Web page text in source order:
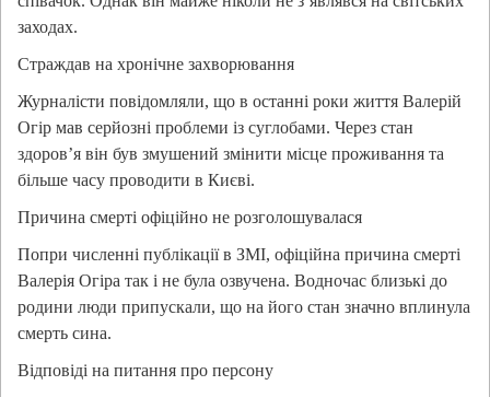
заходах.
Страждав на хронічне захворювання
Журналісти повідомляли, що в останні роки життя Валерій
Огір мав серйозні проблеми із суглобами. Через стан
здоров’я він був змушений змінити місце проживання та
більше часу проводити в Києві.
Причина смерті офіційно не розголошувалася
Попри численні публікації в ЗМІ, офіційна причина смерті
Валерія Огіра так і не була озвучена. Водночас близькі до
родини люди припускали, що на його стан значно вплинула
смерть сина.
Відповіді на питання про персону